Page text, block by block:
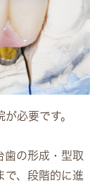
必要です。
歯の形成・型取
で、段階的に進